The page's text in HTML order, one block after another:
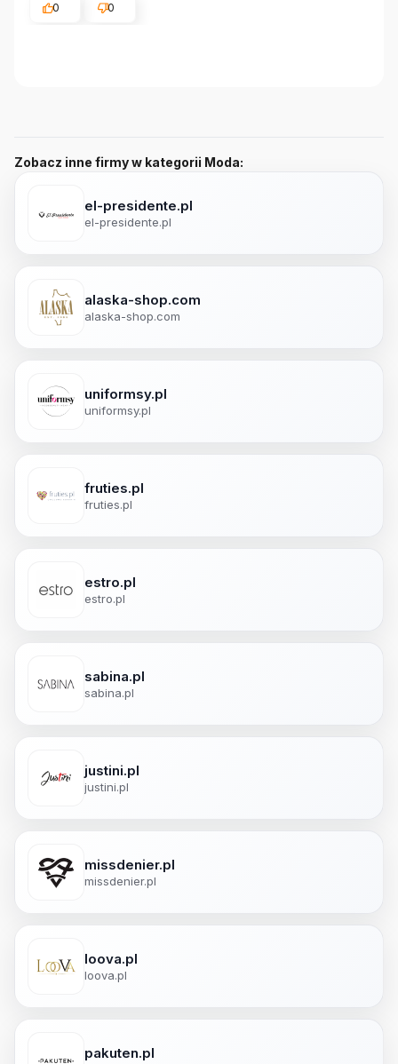
0
0
Zobacz inne firmy w kategorii Moda:
el-presidente.pl
el-presidente.pl
alaska-shop.com
alaska-shop.com
uniformsy.pl
uniformsy.pl
fruties.pl
fruties.pl
estro.pl
estro.pl
sabina.pl
sabina.pl
justini.pl
justini.pl
missdenier.pl
missdenier.pl
loova.pl
loova.pl
pakuten.pl